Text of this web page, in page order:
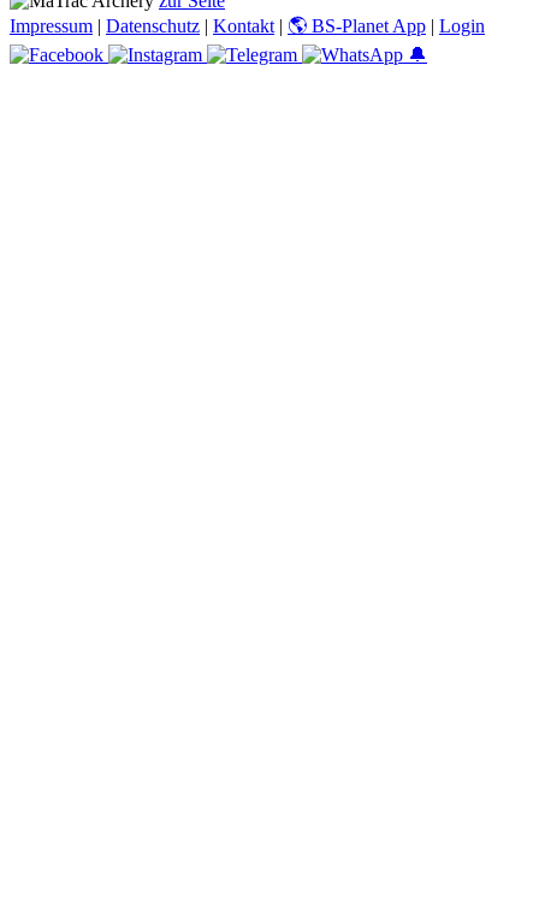
Impressum | Datenschutz | Kontakt | 🌎 BS-Planet App | Login
🔔